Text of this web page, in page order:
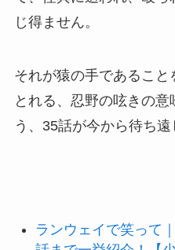
じ得ません。
それが猿の手であること
とれる、忍野の呟きの
う、35話が今から待ち遠
ランウェイで笑って